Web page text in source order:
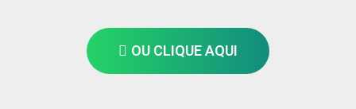
OU CLIQUE AQUI